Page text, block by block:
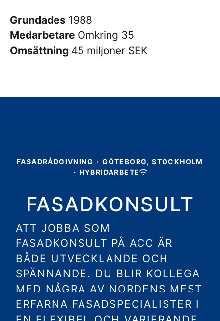
Grundades 1988
Medarbetare Omkring 35
Omsättning 45 miljoner SEK
FASADRÅDGIVNING · GÖTEBORG, STOCKHOLM
· HYBRIDARBETE
FASADKONSULT
ATT JOBBA SOM
FASADKONSULT PÅ ACC ÄR
BÅDE UTVECKLANDE OCH
SPÄNNANDE. DU BLIR KOLLEGA
MED NÅGRA AV NORDENS MEST
ERFARNA FASADSPECIALISTER I